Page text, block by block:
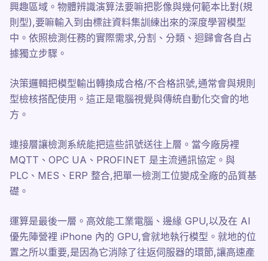
興趣區域。物體辨識演算法要嘛把影像與幾何範本比對(規
則型),要嘛輸入到由標註資料集訓練出來的深度學習模型
中。依照檢測任務的實際需求,分割、分類、迴歸會各自占
據獨立步驟。
決策邏輯把模型輸出轉換成合格/不合格訊號,通常會與規則
型檢核搭配使用。這正是電腦視覺與傳統自動化交會的地
方。
連接層讓檢測系統能把這些訊號送往上層。當今廠房裡
MQTT、OPC UA、PROFINET 是主流通訊協定。與
PLC、MES、ERP 整合,把單一檢測工位變成全廠的品質基
礎。
運算是最後一層。高效能工業電腦、邊緣 GPU,以及在 AI
優先陣營裡 iPhone 內的 GPU,會就地執行模型。就地的位
置之所以重要,是因為它消除了往返伺服器的環節,讓高速產